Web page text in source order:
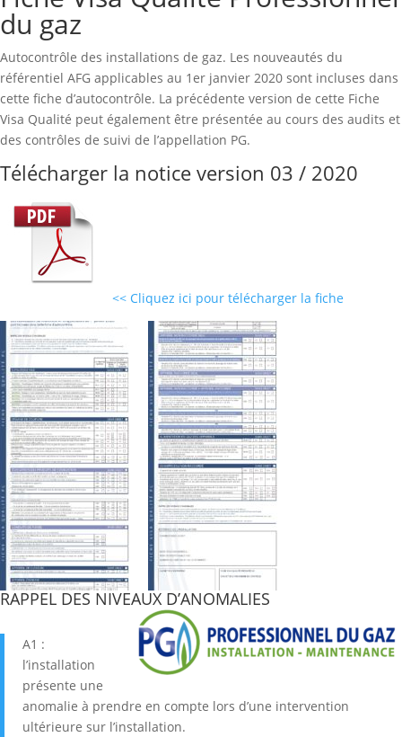
du gaz
Autocontrôle des installations de gaz. Les nouveautés du
référentiel AFG applicables au 1er janvier 2020 sont incluses dans
cette fiche d’autocontrôle. La précédente version de cette Fiche
Visa Qualité peut également être présentée au cours des audits et
des contrôles de suivi de l’appellation PG.
Télécharger la notice version 03 / 2020
<< Cliquez ici pour télécharger la fiche
RAPPEL DES NIVEAUX D’ANOMALIES
A1 :
l’installation
présente une
anomalie à prendre en compte lors d’une intervention
ultérieure sur l’installation.